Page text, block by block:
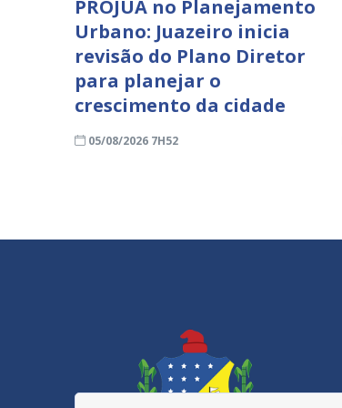
PROJUA no Planejamento
Urbano: Juazeiro inicia
revisão do Plano Diretor
para planejar o
crescimento da cidade
05/08/2026 7H52